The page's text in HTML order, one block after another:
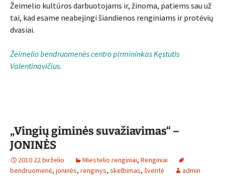
Žeimelio kultūros darbuotojams ir, žinoma, patiems sau už
tai, kad esame neabejingi šiandienos renginiams ir protėvių
dvasiai.
Žeimelio bendruomenės centro pirmininkas Kęstutis
Valentinavičius.
„Vingių giminės suvažiavimas“ –
JONINĖS
2010 22 birželio Miestelio renginiai, Renginiai
bendruomenė, joninės, renginys, skelbimas, šventė admin